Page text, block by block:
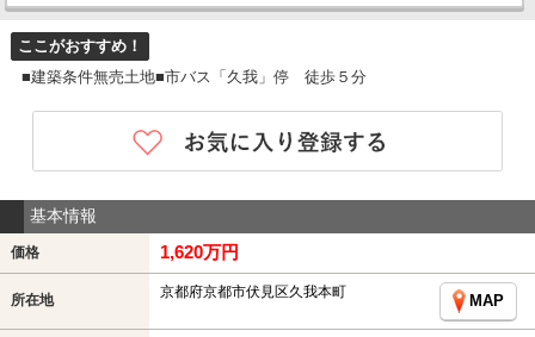
ここがおすすめ！
■建築条件無売土地■市バス「久我」停 徒歩５分
基本情報
価格 1,620万円
所在地 京都府京都市伏見区久我本町
MAP